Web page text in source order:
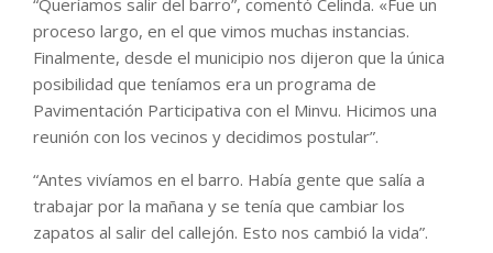
proceso largo, en el que vimos muchas instancias.
Finalmente, desde el municipio nos dijeron que la única
posibilidad que teníamos era un programa de
Pavimentación Participativa con el Minvu. Hicimos una
reunión con los vecinos y decidimos postular”.
“Antes vivíamos en el barro. Había gente que salía a
trabajar por la mañana y se tenía que cambiar los
zapatos al salir del callejón. Esto nos cambió la vida”.